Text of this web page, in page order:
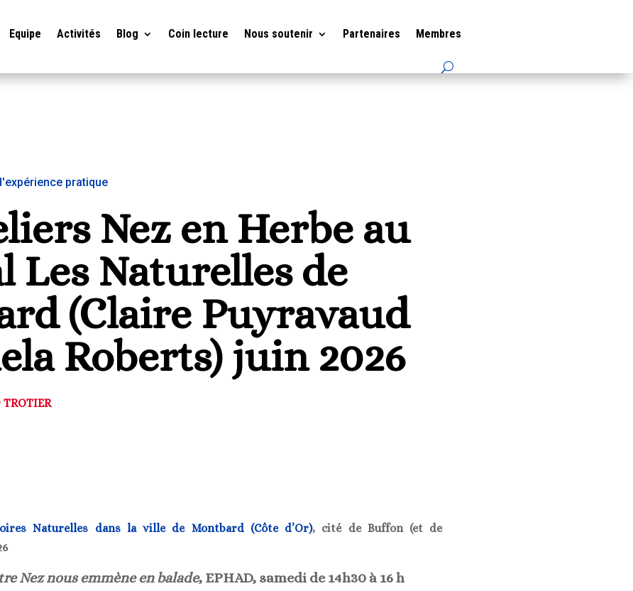
Equipe Activités Blog Coin lecture Nous soutenir Partenaires Membres
pratique
Nez en Herbe au
Les Naturelles de
(Claire Puyravaud
Roberts) juin 2026
Naturelles dans la ville de Montbard (Côte d’Or), cité de Buffon (et de
Nez nous emmène en balade, EPHAD, samedi de 14h30 à 16 h